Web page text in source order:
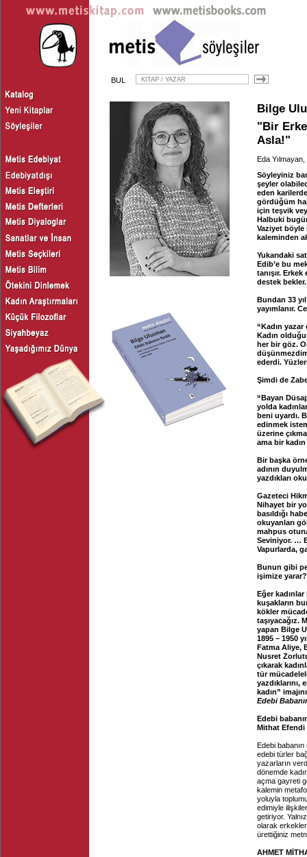
BUL
Bilge
"Bir
Asla!"
Eda Yılmayan,
Söyleyiniz
şeyler
eden
gördüğüm
için teşvik
Halbuki
Vaziyet böyle
kaleminden
Yukarıdaki
Edib’e bu
tanışır.
destek bekler.
Bundan 33
yayımlanır.
“Kadın
Kadın
her bir göz.
ederdi.
Şimdi de
“Bayan
yolda
beni uyardı.
edinmek
üzerine
ama bir
Bir başka
adının
yazdıkları
Gazeteci
Nihayet bir
basıldığı
okuyanları
mahpus
Seviniyor. …
Vapurlarda,
Bunun gibi
işimize yarar?
Eğer
kuşakların
kökler
taşıyacağız.
yapan Bilge
1895 – 1950
Fatma Aliye,
Nusret
çıkarak
tür
kadın”
Edebi
Edebi
Mithat Efendi
Edebi
edebi türler
yazarların
dönemde
açma gayreti
kalemin
yoluyla
edimiyle
getiriyor.
olarak
ürettiğiniz
AHMET